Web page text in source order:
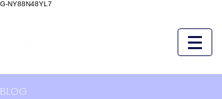
G-NY88N48YL7
BLOG